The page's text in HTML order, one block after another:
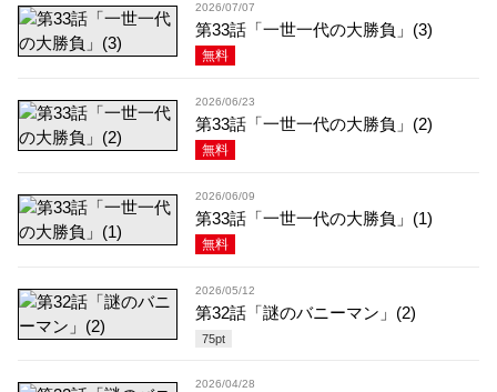
2026/07/07
第33話「一世一代の大勝負」(3)
無料
2026/06/23
第33話「一世一代の大勝負」(2)
無料
2026/06/09
第33話「一世一代の大勝負」(1)
無料
2026/05/12
第32話「謎のバニーマン」(2)
75pt
2026/04/28